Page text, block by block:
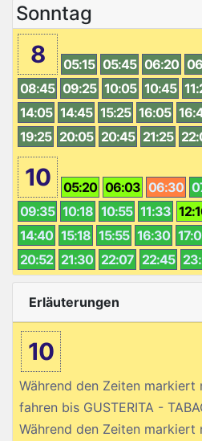
Sonntag
8 05:15 05:45 06:20
08:45 09:25 10:05 10:45
14:05 14:45 15:25 16:05
19:25 20:05 20:45 21:25
10 05:20 06:03 06:30
09:35 10:18 10:55 11:33
14:40 15:18 15:55 16:30
20:52 21:30 22:07 22:45
Erläuterungen
10
Während den Zeiten markiert
fahren bis GUSTERITA -
Während den Zeiten markiert